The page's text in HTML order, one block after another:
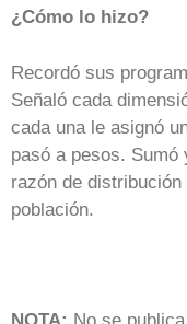
¿Cómo lo hizo?
Recordó sus
Señaló cada
cada una le asignó
pasó a pesos.
razón de
población.